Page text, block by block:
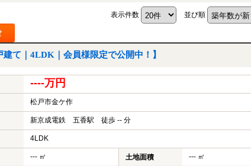
表示件数 並び順
建て｜4LDK｜会員様限定で公開中！】
----万円
松戸市金ケ作
新京成電鉄 五香駅 徒歩 -- 分
4LDK
--- ㎡ 土地面積 --- ㎡